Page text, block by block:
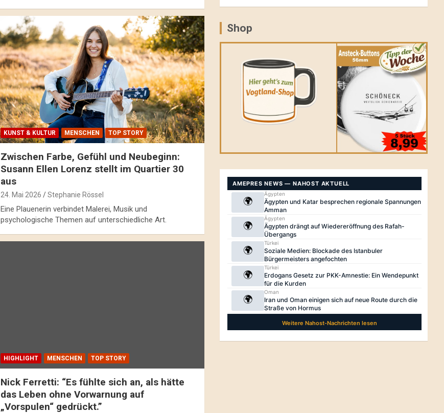
KUNST & KULTUR MENSCHEN TOP STORY
Zwischen Farbe, Gefühl und Neubeginn:
Susann Ellen Lorenz stellt im Quartier 30
aus
24. Mai 2026 Stephanie Rössel
Eine Plauenerin verbindet Malerei, Musik und
psychologische Themen auf unterschiedliche Art.
HIGHLIGHT MENSCHEN TOP STORY
Nick Ferretti: “Es fühlte sich an, als hätte
das Leben ohne Vorwarnung auf
„Vorspulen“ gedrückt.”
Shop